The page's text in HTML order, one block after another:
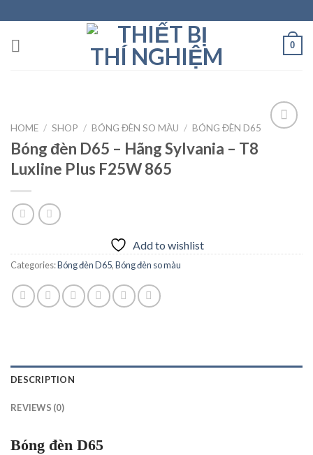
to
content
0
HOME / SHOP / BÓNG ĐÈN SO MÀU / BÓNG ĐÈN D65
Bóng đèn D65 – Hãng Sylvania – T8
Luxline Plus F25W 865
Add to wishlist
Categories:Bóng đèn D65,Bóng đèn so màu
DESCRIPTION
REVIEWS (0)
Bóng đèn D65